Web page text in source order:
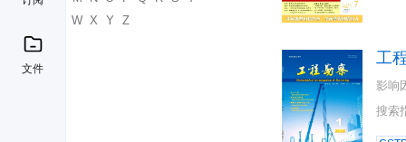
文件
W X Y Z
工
影响
搜索